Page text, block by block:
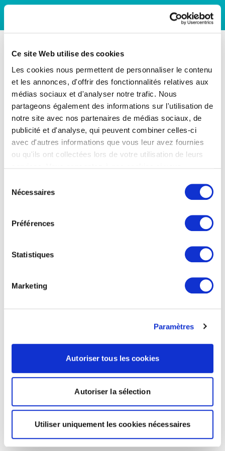
Ce site Web utilise des cookies
Les cookies nous permettent de personnaliser le contenu
et les annonces, d'offrir des fonctionnalités relatives aux
médias sociaux et d'analyser notre trafic. Nous
partageons également des informations sur l'utilisation de
notre site avec nos partenaires de médias sociaux, de
publicité et d'analyse, qui peuvent combiner celles-ci
avec d'autres informations que vous leur avez fournies
ou qu'ils ont collectées lors de votre utilisation de leurs
Nécessaires
Préférences
Statistiques
Marketing
Paramètres
Autoriser tous les cookies
Autoriser la sélection
Utiliser uniquement les cookies nécessaires